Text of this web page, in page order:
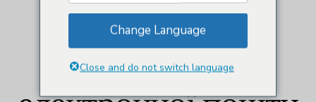
Професійна
команда
Change Language
Close and do not switch language
Français
Suomi
Bahasa Indonesia